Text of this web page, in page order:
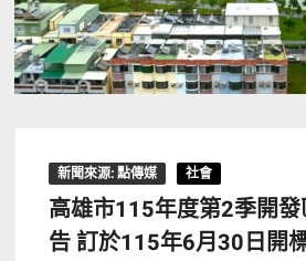
新聞來源: 點傳媒 社會
高雄市115年度第2季開
告 訂於115年6月30日開